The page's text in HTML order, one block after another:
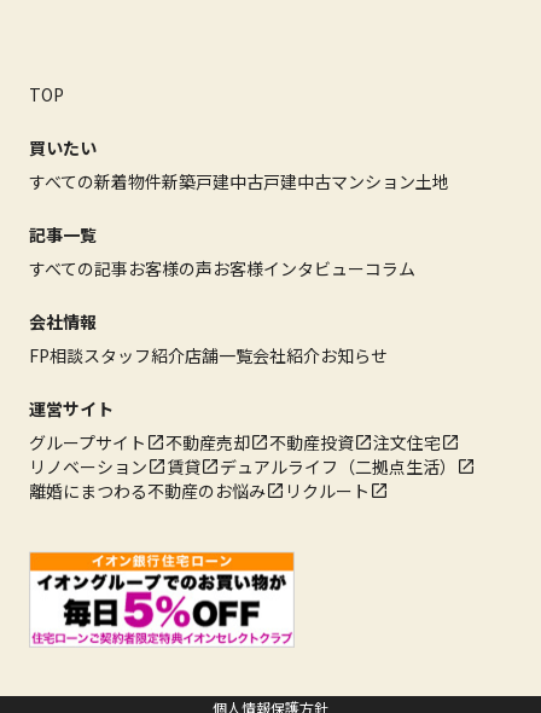
TOP
買いたい
すべての新着物件新築戸建中古戸建中古マンション土地
記事一覧
すべての記事お客様の声お客様インタビューコラム
会社情報
FP相談スタッフ紹介店舗一覧会社紹介お知らせ
運営サイト
グループサイト
不動産売却 不動産投資
注文住宅
リノベーション
賃貸
デュアルライフ（二拠点生活）
離婚にまつわる不動産のお悩み
リクルート
個人情報保護方針